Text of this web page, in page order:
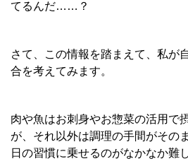
てるんだ……？
さて、この情報を踏まえて、私が
合を考えてみます。
肉や魚はお刺身やお惣菜の活用で
が、それ以外は調理の手間がその
日の習慣に乗せるのがなかなか難